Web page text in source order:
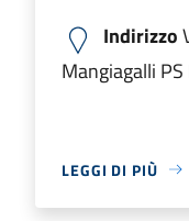
Indirizzo
Mangiagalli
LEGGI DI PIÙ